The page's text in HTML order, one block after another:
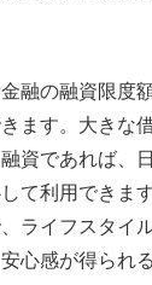
融の融資限度
ます。大きな
資であれば、
て利用できま
ライフスタイ
心感が得られ